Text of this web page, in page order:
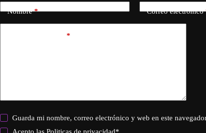
Nombre* Correo electrónico
*
Guarda mi nombre, correo electrónico y web en este